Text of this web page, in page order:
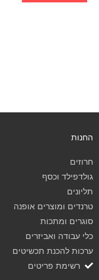
החנות
חרוזים
גולדפילד וכסף
תליונים
טרנדים ומוצרים אופנה
סוגרים ומתכות
כלי עבודה ואביזרים
ערכות להכנת תכשיטים
רשימת פריטים